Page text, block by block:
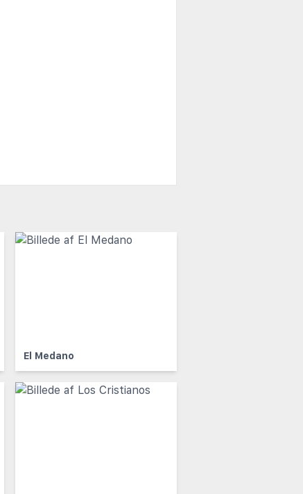
El Medano